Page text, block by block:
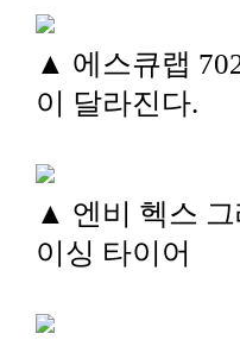
▲ 에스큐랩
이 달라진다.
▲ 엔비 헥스
이싱 타이어